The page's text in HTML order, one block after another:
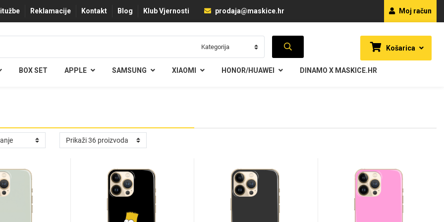
Reklamacije Kontakt Blog Klub Vjernosti prodaja@maskice.hr Moj račun
Košarica
BOX SET APPLE SAMSUNG XIAOMI HONOR/HUAWEI DINAMO X MASKICE.HR